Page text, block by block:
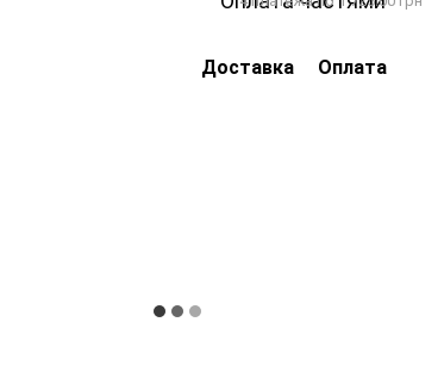
Доставка Оплата